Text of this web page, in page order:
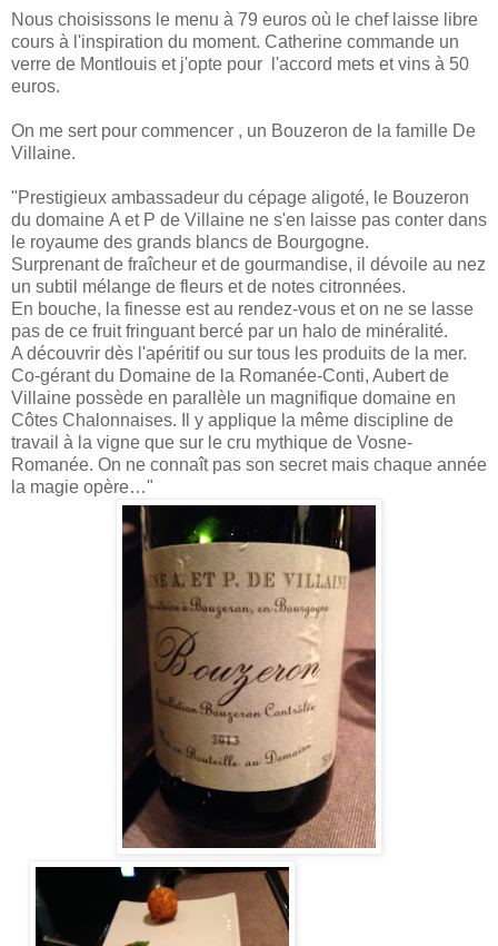
Nous choisissons le menu à 79 euros où le chef laisse libre
cours à l'inspiration du moment. Catherine commande un
verre de Montlouis et j'opte pour l'accord mets et vins à 50
euros.
On me sert pour commencer , un Bouzeron de la famille De
Villaine.
"Prestigieux ambassadeur du cépage aligoté, le Bouzeron
du domaine A et P de Villaine ne s'en laisse pas conter dans
le royaume des grands blancs de Bourgogne.
Surprenant de fraîcheur et de gourmandise, il dévoile au nez
un subtil mélange de fleurs et de notes citronnées.
En bouche, la finesse est au rendez-vous et on ne se lasse
pas de ce fruit fringuant bercé par un halo de minéralité.
A découvrir dès l'apéritif ou sur tous les produits de la mer.
Co-gérant du Domaine de la Romanée-Conti, Aubert de
Villaine possède en parallèle un magnifique domaine en
Côtes Chalonnaises. Il y applique la même discipline de
travail à la vigne que sur le cru mythique de Vosne-
Romanée. On ne connaît pas son secret mais chaque année
la magie opère…"